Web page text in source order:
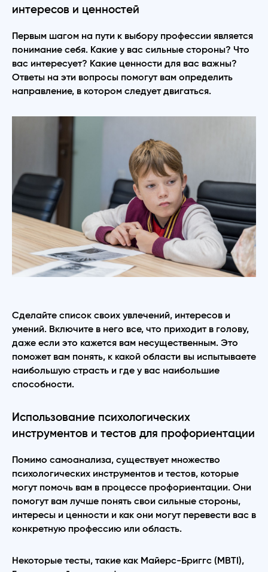
интересов и ценностей
Первым шагом на пути к выбору профессии является
понимание себя. Какие у вас сильные стороны? Что
вас интересует? Какие ценности для вас важны?
Ответы на эти вопросы помогут вам определить
направление, в котором следует двигаться.
Сделайте список своих увлечений, интересов и
умений. Включите в него все, что приходит в голову,
даже если это кажется вам несущественным. Это
поможет вам понять, к какой области вы испытываете
наибольшую страсть и где у вас наибольшие
способности.
Использование психологических
инструментов и тестов для профориентации
Помимо самоанализа, существует множество
психологических инструментов и тестов, которые
могут помочь вам в процессе профориентации. Они
помогут вам лучше понять свои сильные стороны,
интересы и ценности и как они могут перевести вас в
конкретную профессию или область.
Некоторые тесты, такие как Майерс-Бриггс (MBTI),